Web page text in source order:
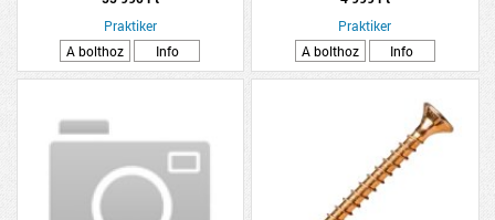
AJTÓHOZ
Praktiker
A bolthoz
Info
Praktiker
A bolthoz
Info